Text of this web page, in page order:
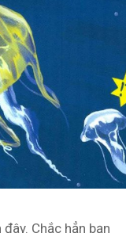
Chắc hẳn bạn